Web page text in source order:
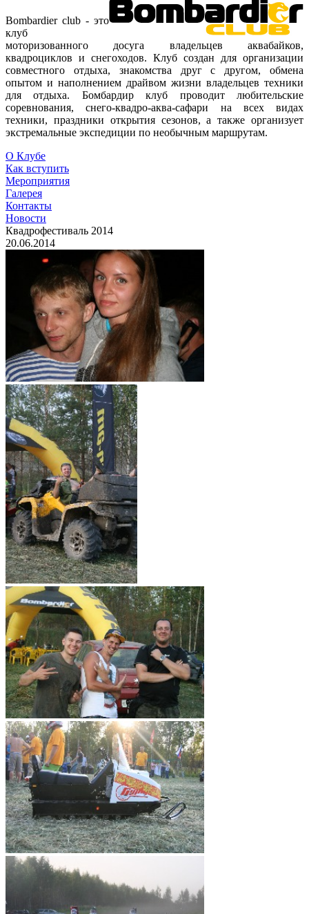
Bombardier club - это
клуб
моторизованного досуга владельцев аквабайков,
квадроциклов и снегоходов. Клуб создан для организации
совместного отдыха, знакомства друг с другом, обмена
опытом и наполнением драйвом жизни владельцев техники
для отдыха. Бомбардир клуб проводит любительские
соревнования, снего-квадро-аква-сафари на всех видах
техники, праздники открытия сезонов, а также организует
экстремальные экспедиции по необычным маршрутам.
О Клубе
Как вступить
Мероприятия
Галерея
Контакты
Новости
Квадрофестиваль 2014
20.06.2014